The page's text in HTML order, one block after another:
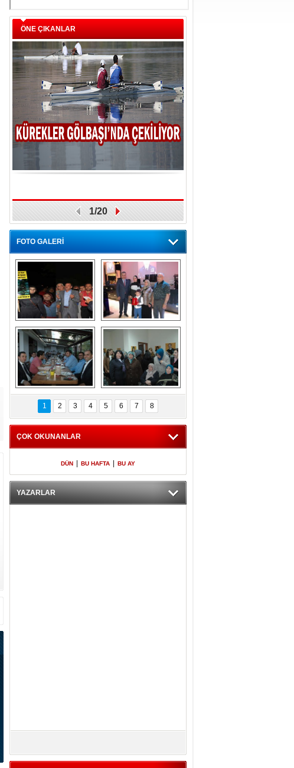
ÖNE ÇIKANLAR
1/20
FOTO GALERİ
Gölbaşı GAZZE
İÇİN YÜRÜDÜ
Kaymakamlıktan
iftar yemeği
Kaymakamlıktan
iftar yemeği
NERGÜL
YILDIRIM SEÇİM
BÜROSUNU AÇTI
1 2 3 4 5 6 7 8
ÇOK OKUNANLAR
DÜN BU HAFTA BU AY
YAZARLAR